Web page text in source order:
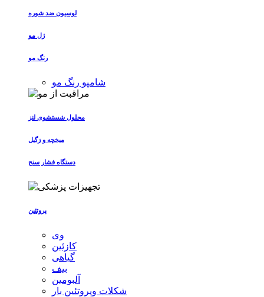
لوسیون ضد شوره
ژل مو
رنگ مو
شامپو رنگ مو
محلول شستشوی لنز
میخچه و زگیل
دستگاه فشار سنج
پروتئین
وی
کازئین
گیاهی
بیف
آلبومین
شکلات وپروتئین بار